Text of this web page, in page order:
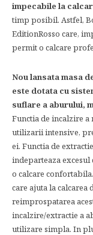
impecabile la
timp posibil. Astfel,
EditionRosso care,
permit o calcare
Nou lansata masa
este dotata cu
suflare a aburului,
Functia de incalzire a
utilizarii intensive,
ei. Functia de
indeparteaza
o calcare
care ajuta la calcarea
reimprospatarea
incalzire/extractie a
utilizare simpla. In